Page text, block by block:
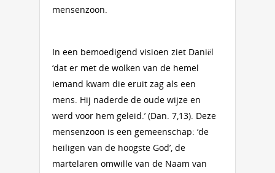
mensenzoon.
In een bemoedigend visioen ziet Daniël
‘dat er met de wolken van de hemel
iemand kwam die eruit zag als een
mens. Hij naderde de oude wijze en
werd voor hem geleid.’ (Dan. 7,13). Deze
mensenzoon is een gemeenschap: ‘de
heiligen van de hoogste God’, de
martelaren omwille van de Naam van